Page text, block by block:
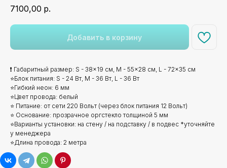
7100,00 р.
Добавить в корзину
❗ Габаритный размер: S - 38x19 см, M - 55x28 см, L - 72x35 см
⭐Блок питания: S - 24 Вт, M - 36 Вт, L - 36 Вт
⭐Гибкий неон: 6 мм
⭐Цвет провода: белый
⭐ Питание: от сети 220 Вольт (через блок питания 12 Вольт)
⭐ Основание: прозрачное оргстекло толщиной 5 мм
⭐Варианты установки: на стену / на подставку / в подвес *уточняйте
у менеджера
⭐Длина провода: 2 метра